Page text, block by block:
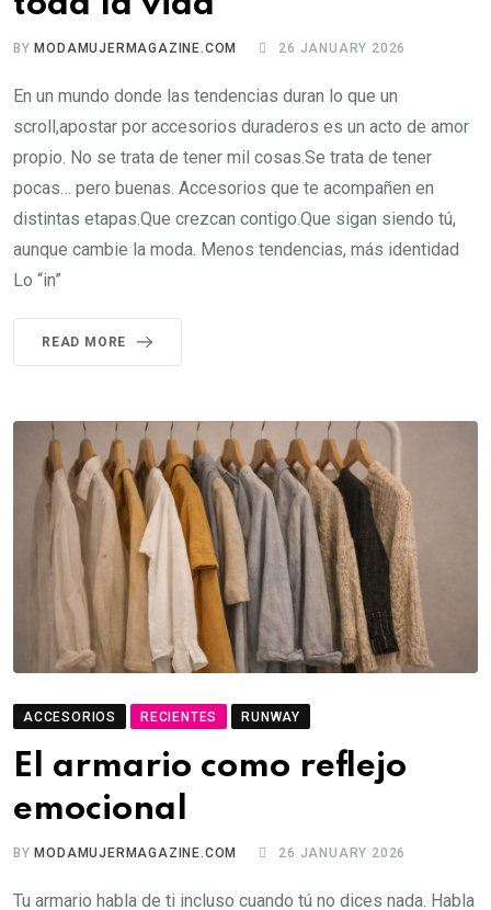
BY MODAMUJERMAGAZINE.COM 26 JANUARY 2026
En un mundo donde las tendencias duran lo que un
scroll,apostar por accesorios duraderos es un acto de amor
propio. No se trata de tener mil cosas.Se trata de tener
pocas… pero buenas. Accesorios que te acompañen en
distintas etapas.Que crezcan contigo.Que sigan siendo tú,
aunque cambie la moda. Menos tendencias, más identidad
Lo “in”
READ MORE
ACCESORIOS RECIENTES RUNWAY
El armario como reflejo
emocional
BY MODAMUJERMAGAZINE.COM 26 JANUARY 2026
Tu armario habla de ti incluso cuando tú no dices nada. Habla